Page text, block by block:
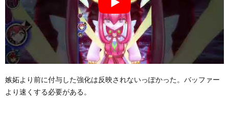
嫉妬より前に付与した強化は反映されないっぽかった。バッファー
より速くする必要がある。